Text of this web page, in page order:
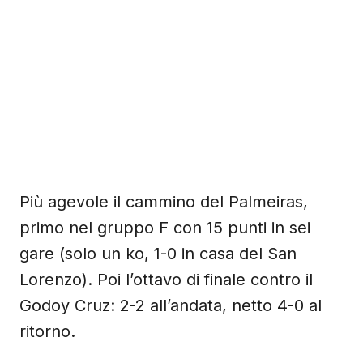
Più agevole il cammino del Palmeiras,
primo nel gruppo F con 15 punti in sei
gare (solo un ko, 1-0 in casa del San
Lorenzo). Poi l’ottavo di finale contro il
Godoy Cruz: 2-2 all’andata, netto 4-0 al
ritorno.